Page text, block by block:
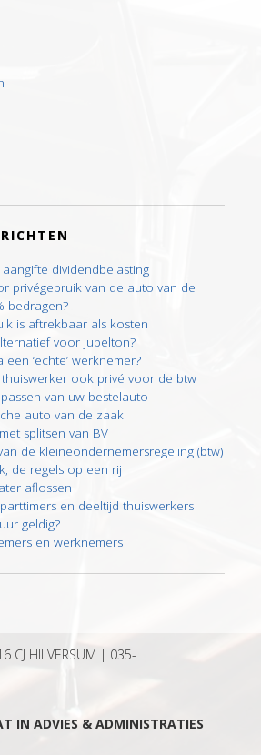
dividendbelasting
privégebruik van de auto van de
bedragen?
is aftrekbaar als kosten
voor jubelton?
‘echte’ werknemer?
ook privé voor de btw
van uw bestelauto
auto van de zaak
splitsen van BV
de kleineondernemersregeling (btw)
de regels op een rij
aflossen
en deeltijd thuiswerkers
geldig?
en werknemers
CJ HILVERSUM | 035-
IN ADVIES & ADMINISTRATIES